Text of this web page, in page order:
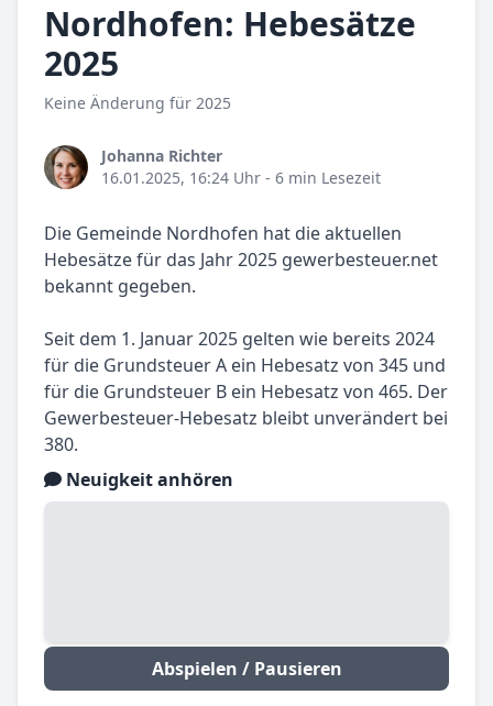
Nordhofen: Hebesätze
2025
Keine Änderung für 2025
Johanna Richter
16.01.2025, 16:24 Uhr - 6 min Lesezeit
Die Gemeinde Nordhofen hat die aktuellen
Hebesätze für das Jahr 2025 gewerbesteuer.net
bekannt gegeben.
Seit dem 1. Januar 2025 gelten wie bereits 2024
für die Grundsteuer A ein Hebesatz von 345 und
für die Grundsteuer B ein Hebesatz von 465. Der
Gewerbesteuer-Hebesatz bleibt unverändert bei
380.
Neuigkeit anhören
Abspielen / Pausieren